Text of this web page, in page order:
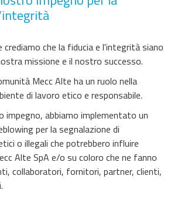
crediamo che la fiducia e l'integrità siano
missione e il nostro successo.
Mecc Alte ha un ruolo nella
di lavoro etico e responsabile.
impegno, abbiamo implementato un
per la segnalazione di
o illegali che potrebbero influire
Alte SpA e/o su coloro che ne fanno
collaboratori, fornitori, partner, clienti,